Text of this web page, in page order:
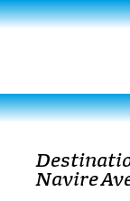
Navire